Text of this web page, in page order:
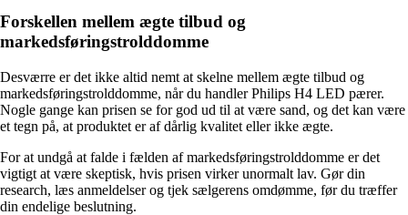
Forskellen mellem ægte tilbud og
markedsføringstrolddomme
Desværre er det ikke altid nemt at skelne mellem ægte tilbud og
markedsføringstrolddomme, når du handler Philips H4 LED pærer.
Nogle gange kan prisen se for god ud til at være sand, og det kan være
et tegn på, at produktet er af dårlig kvalitet eller ikke ægte.
For at undgå at falde i fælden af markedsføringstrolddomme er det
vigtigt at være skeptisk, hvis prisen virker unormalt lav. Gør din
research, læs anmeldelser og tjek sælgerens omdømme, før du træffer
din endelige beslutning.